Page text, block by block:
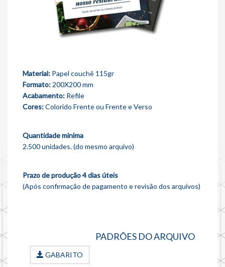
Material: Papel couchê 115gr
Formato: 200X200 mm
Acabamento: Refile
Cores:Colorido Frente ou Frente e Verso
Quantidade minima
2.500 unidades. (do mesmo arquivo)
Prazo de produção 4 dias úteis
(Após confirmação de pagamento e revisão dos arquivos)
PADRÕES DO ARQUIVO
GABARITO